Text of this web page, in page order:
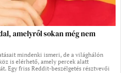
amelyről sokan még nem
mindenki ismeri, de a világhálón
is elérhető, amely percek alatt
Egy friss Reddit-beszélgetés résztvevői